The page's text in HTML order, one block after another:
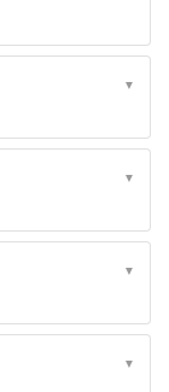
▼
▼
▼
▼